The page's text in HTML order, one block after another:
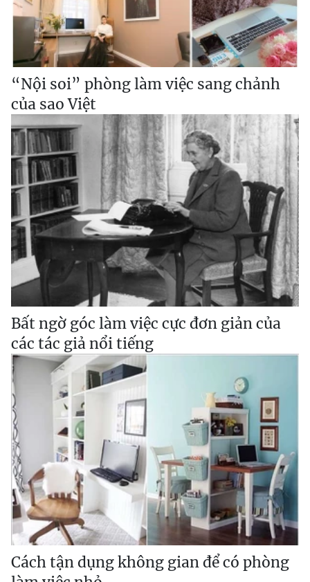
“Nội soi” phòng làm việc sang chảnh
của sao Việt
Bất ngờ góc làm việc cực đơn giản của
các tác giả nổi tiếng
Cách tận dụng không gian để có phòng